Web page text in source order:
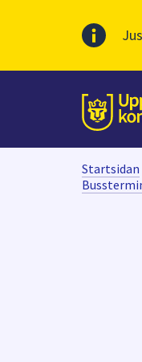
Till
Startsidan